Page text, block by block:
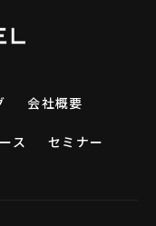
会社概要
ス セミナー